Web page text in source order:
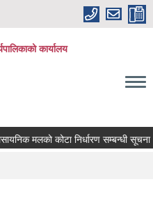
कार्यालय
मलको कोटा निर्धारण सम्बन्धी सूचना